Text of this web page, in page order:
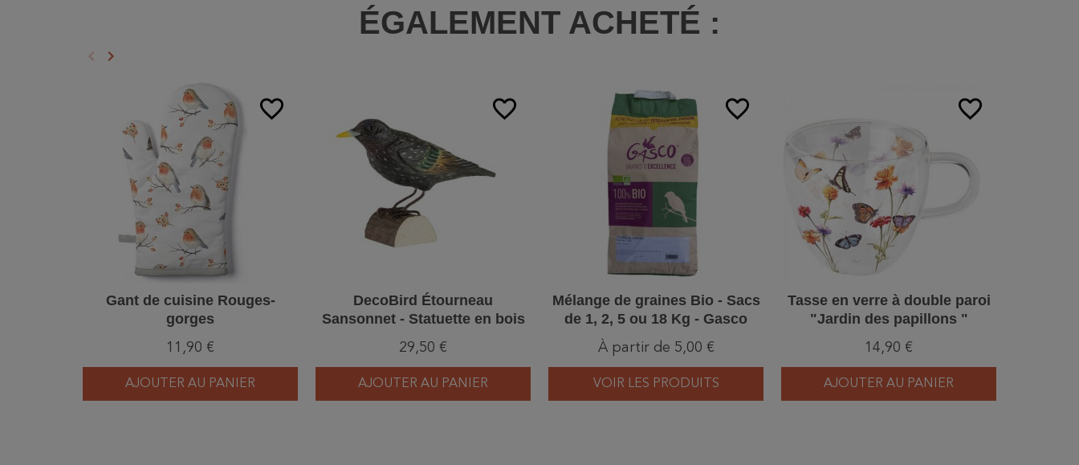
ÉGALEMENT ACHETÉ :
Précédent
keyboard_arrow_left Suivant
keyboard_arrow_right
favorite_border
Gant de cuisine Rouges-
gorges
11,90 €
AJOUTER AU PANIER
favorite_border
DecoBird Étourneau
Sansonnet - Statuette en bois
29,50 €
AJOUTER AU PANIER
favorite_border
Mélange de graines Bio - Sacs
de 1, 2, 5 ou 18 Kg - Gasco
À partir de 5,00 €
VOIR LES PRODUITS
favorite_border
Tasse en verre à double paroi
"Jardin des papillons "
14,90 €
AJOUTER AU PANIER